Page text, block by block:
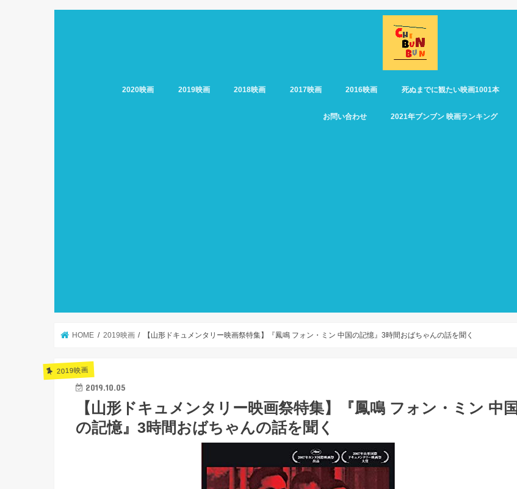
2020映画 2019映画 2018映画 2017映画 2016映画 死ぬまでに観たい映画1001本
お問い合わせ 2021年ブンブン 映画ランキング
HOME 2019映画 【山形ドキュメンタリー映画祭特集】『鳳鳴 フォン・ミン 中国の記憶』3時間おばちゃんの話を聞く
2019映画
2019.10.05
【山形ドキュメンタリー映画祭特集】『鳳鳴 フォン・ミン 中国
の記憶』3時間おばちゃんの話を聞く